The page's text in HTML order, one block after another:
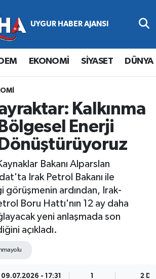
EKONOMİ SİYASET DÜNYA
Kalkınma
Enerji
Dönüştürüyoruz
Bakanı Alparslan
Irak Petrol Bakanı ile
ardından, Irak-
Boru Hattı'nın 12 ay daha
yeni anlaşmada son
açıkladı.
09.07.2026 - 17:31 2 DK
Durumu ve Fikstür
Haberleri